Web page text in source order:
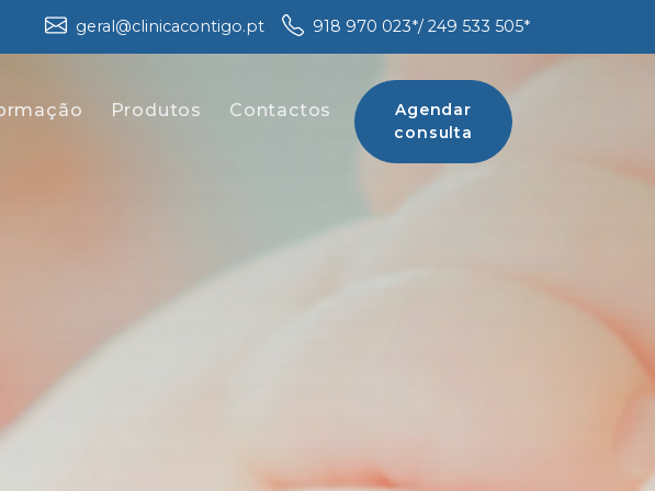
geral@clinicacontigo.pt 918 970 023*/ 249 533 505*
Produtos Contactos
Agendar
consulta